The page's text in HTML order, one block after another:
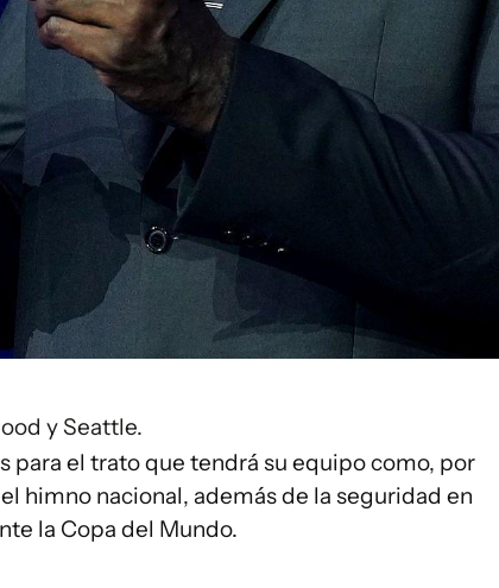
y Seattle.
para el trato que tendrá su equipo como, por
himno nacional, además de la seguridad en
la Copa del Mundo.